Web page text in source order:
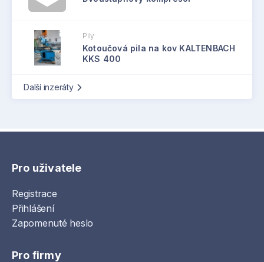
Pily
Kotoučová pila na kov KALTENBACH
KKS 400
Další inzeráty
Pro uživatele
Registrace
Přihlášení
Zapomenuté heslo
Pro firmy